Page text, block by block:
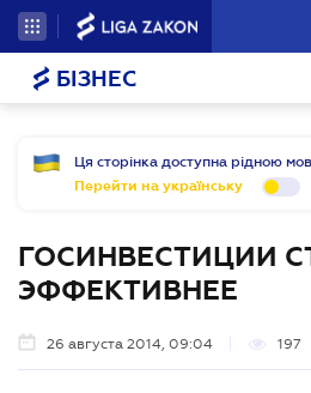
БІЗНЕС
Ця сторінка доступна рідною
Перейти на українську
ГОСИНВЕСТИЦИИ
ЭФФЕКТИВНЕЕ
26 августа 2014, 09:04 197